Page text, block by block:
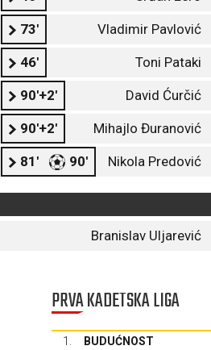
73' Vladimir Pavlović
46' Toni Pataki
90'+2' David Ćurčić
90'+2' Mihajlo Đuranović
81' 90' Nikola Predović
Branislav Uljarević
PRVA KADETSKA LIGA
1. BUDUĆNOST